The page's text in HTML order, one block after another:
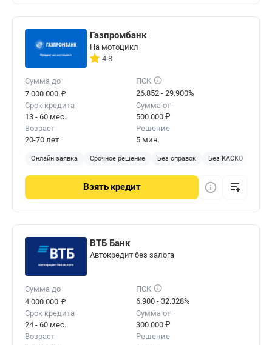
Газпромбанк
На мотоцикл
4.8
Сумма до
7 000 000 ₽
ПСК
26.852 - 29.900%
Срок кредита
13 - 60 мес.
Сумма от
500 000 ₽
Возраст
20-70 лет
Решение
5 мин.
Онлайн заявка Срочное решение Без справок Без КАСКО
Взять кредит
ВТБ Банк
Автокредит без залога
Сумма до
4 000 000 ₽
ПСК
6.900 - 32.328%
Срок кредита
24 - 60 мес.
Сумма от
300 000 ₽
Возраст
Решение